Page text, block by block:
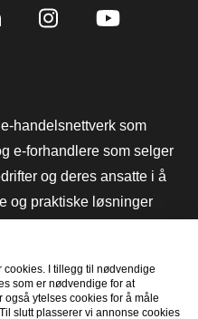
handelsnettverk som
e-forhandlere som selger
og deres ansatte i å
og praktiske løsninger
markedsundersøkelser,
Thuiswinkel e-
I tillegg til nødvendige
som er nødvendige for at
også ytelses cookies for å måle
slutt plasserer vi annonse cookies